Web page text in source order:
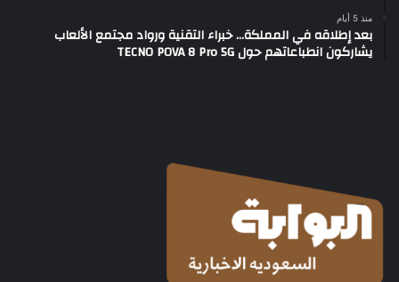
منذ 5 أيام
بعد إطلاقه في المملكة… خبراء التقنية ورواد مجتمع الألعاب
يشاركون انطباعاتهم حول TECNO POVA 8 Pro 5G